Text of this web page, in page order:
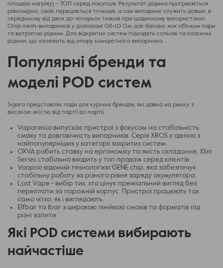
площею нагріву) – ТОП серед покупців. Результат: рідина прогрівається
рівномірно, смак передається точніше, а сам випарник служить довше, в
середньому від двох до чотирьох тижнів при щоденному використанні.
Опір mesh-випарників у діапазоні 0,6-1,0 Ом, дає баланс між об'ємом пари
та витратою рідини. Для відкритих систем підходять сольові та класичні
рідини, що залежить від опору конкретного випарника.
Популярні бренди та
моделі POD систем
Sigara представляє поди для куріння брендів, які давно на ринку, з
високою якістю від партії до партії.
Vaporesso випускає пристрої з фокусом на стабільність
смаку та довговічність випарників. Серія XROS є однією з
найпопулярніших у категорії закритих систем.
OXVA робить ставку на ергономіку та якість складання. Xlim
Series стабільно входить у топ продаж серед клієнтів.
Voopoo відомий технологією GENE chip, яка забезпечує
стабільну роботу за різного рівня заряду акумулятора.
Lost Vape - вибір тих, хто цінує преміальний вигляд без
переплати за порожній корпус. Пристрої працюють так
само чітко, як і виглядають.
Elfbar та Ibar з широкою лінійкою смаків та форматів під
різні запити.
Які POD системи вибирають
найчастіше